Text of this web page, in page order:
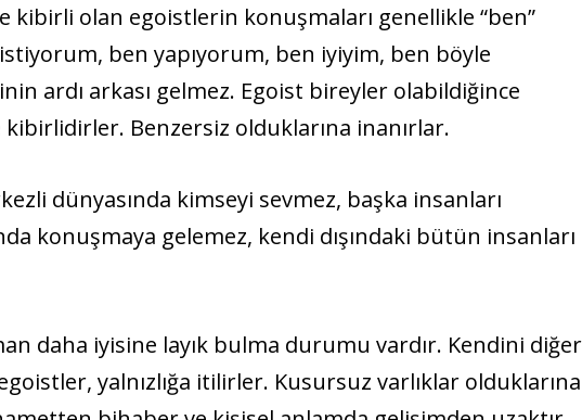
kibirli olan egoistlerin konuşmaları genellikle “ben”
ben yapıyorum, ben iyiyim, ben böyle
ardı arkası gelmez. Egoist bireyler olabildiğince
Benzersiz olduklarına inanırlar.
dünyasında kimseyi sevmez, başka insanları
konuşmaya gelemez, kendi dışındaki bütün insanları
daha iyisine layık bulma durumu vardır. Kendini diğer
yalnızlığa itilirler. Kusursuz varlıklar olduklarına